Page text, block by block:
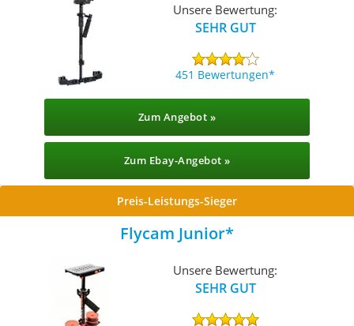
Unsere Bewertung:
SEHR GUT
451 Bewertungen
Zum Angebot »
Zum Ebay-Angebot »
Preis-Leistungs-Sieger
Flycam Junior
Unsere Bewertung:
SEHR GUT